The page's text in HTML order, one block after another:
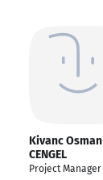
Kivanc Osman
CENGEL
Project Manager